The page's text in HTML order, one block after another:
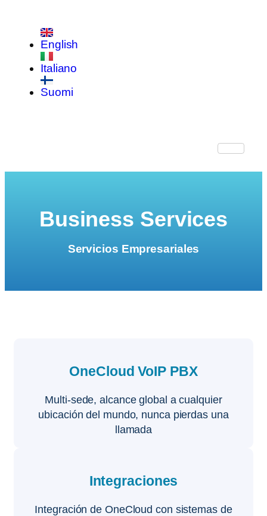
English
Italiano
Suomi
Business Services
Servicios Empresariales
OneCloud VoIP PBX
Multi-sede, alcance global a cualquier
ubicación del mundo, nunca pierdas una
llamada
Integraciones
Integración de OneCloud con sistemas de